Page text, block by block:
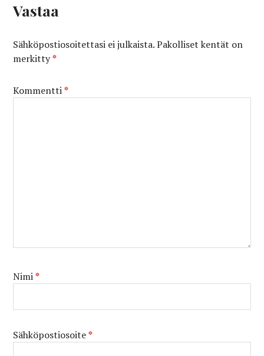
Vastaa
Sähköpostiosoitettasi ei julkaista. Pakolliset kentät on
merkitty*
Kommentti*
Nimi*
Sähköpostiosoite*